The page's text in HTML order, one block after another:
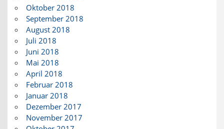
Oktober 2018
September 2018
August 2018
Juli 2018
Juni 2018
Mai 2018
April 2018
Februar 2018
Januar 2018
Dezember 2017
November 2017